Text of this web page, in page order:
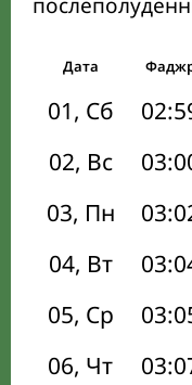
Дата
01, Сб
02, Вс
03, Пн
04, Вт
05, Ср
06, Чт